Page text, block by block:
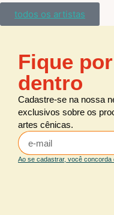
todos os artistas
Fique por
dentro
Cadastre-se na nossa
exclusivos sobre os
artes cênicas.
Ao se cadastrar, você concorda